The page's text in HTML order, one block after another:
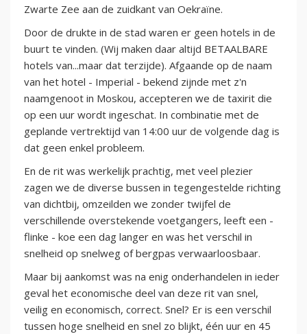
Zwarte Zee aan de zuidkant van Oekraïne.
Door de drukte in de stad waren er geen hotels in de
buurt te vinden. (Wij maken daar altijd BETAALBARE
hotels van...maar dat terzijde). Afgaande op de naam
van het hotel - Imperial - bekend zijnde met z'n
naamgenoot in Moskou, accepteren we de taxirit die
op een uur wordt ingeschat. In combinatie met de
geplande vertrektijd van 14:00 uur de volgende dag is
dat geen enkel probleem.
En de rit was werkelijk prachtig, met veel plezier
zagen we de diverse bussen in tegengestelde richting
van dichtbij, omzeilden we zonder twijfel de
verschillende overstekende voetgangers, leeft een -
flinke - koe een dag langer en was het verschil in
snelheid op snelweg of bergpas verwaarloosbaar.
Maar bij aankomst was na enig onderhandelen in ieder
geval het economische deel van deze rit van snel,
veilig en economisch, correct. Snel? Er is een verschil
tussen hoge snelheid en snel zo blijkt, één uur en 45